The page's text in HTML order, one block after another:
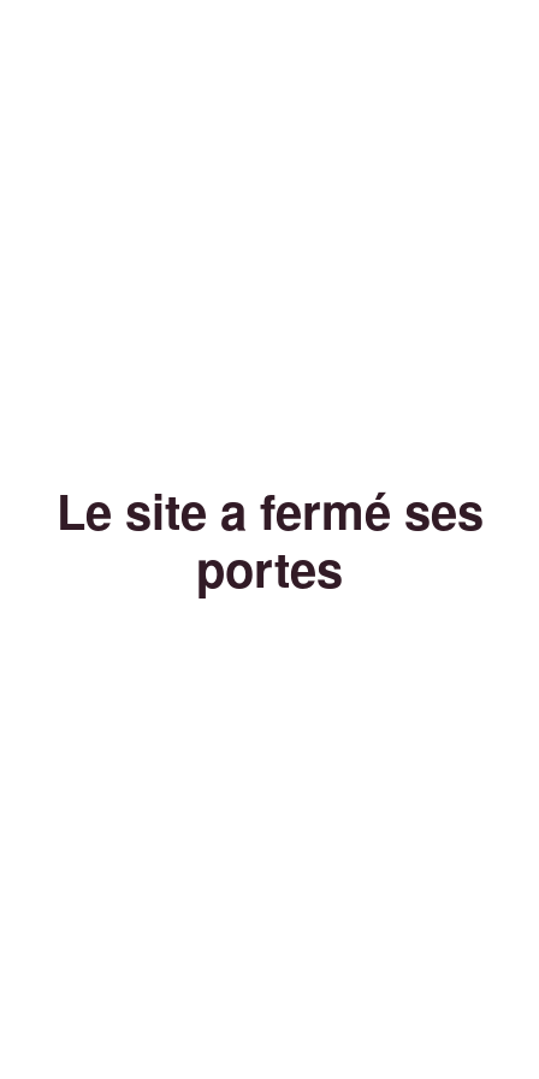
Le site a fermé ses
portes